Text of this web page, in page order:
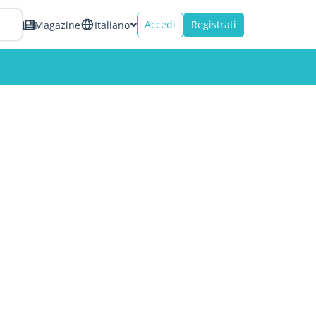
Magazine Italiano Accedi Registrati